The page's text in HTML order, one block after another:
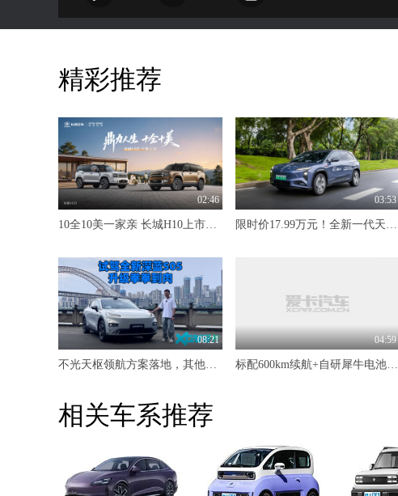
精彩推荐
02:46
10全10美一家亲 长城H10上市限时20.18万元起
03:53
限时价17.99万元！全新一代天工08 670 Max重磅上市，限时六重大礼
08:21
不光天枢领航方案落地，其他升级也是拳拳到肉 试驾全新深蓝S05
04:59
标配600km续航+自研犀牛电池 抢先体验奇瑞风云T7
相关车系推荐